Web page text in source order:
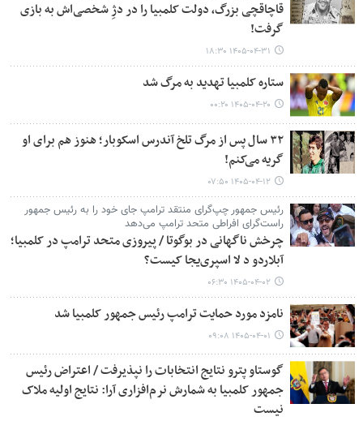
قاچاقچی بزرگ، دولت کلمبیا را در دژِ شخصی‌اش به بازی
گرفت!
۱۴۰۵-۰۴-۳۱ ۱۸:۳۰
ستاره کلمبیا تهدید به مرگ شد
۱۴۰۵-۰۴-۲۰ ۰۰:۲۰
۳۲ سال پس از مرگ تلخ آندرس اسکوبار؛ هنوز هم برای او
گریه می‌کنم!
۱۴۰۵-۰۴-۱۲ ۰۷:۵۰
رئیس جمهور چپ‌گرای منتقد ترامپ جای خود را به رئیس جمهور
راست‌گرای افراطی متحد ترامپ می‌دهد
چرخش ناگهانی در بوگوتا / پیروزی متحد ترامپ در کلمبیا؛
آبلاردو د لا اسپری‌یجا کیست؟
۱۴۰۵-۰۴-۰۲ ۰۶:۳۰
نامزد مورد حمایت ترامپ رئیس جمهور کلمبیا شد
۱۴۰۵-۰۴-۰۱ ۰۹:۰۸
گوستاو پترو نتایج انتخابات را نپذیرفت / اعتراض رئیس
جمهور کلمبیا به شمارش نرم‌افزاری آرا: نتایج اولیه ملاک
نیست